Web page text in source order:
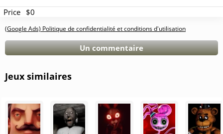
Price $0
(Google Ads) Politique de confidentialité et conditions d'utilisation
Un commentaire
Jeux similaires